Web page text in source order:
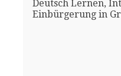
Deutsch Lernen,
Einbürgerung in